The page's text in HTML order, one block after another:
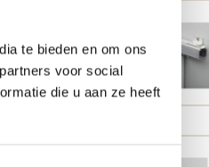
te bieden en om ons
voor social
die u aan ze heeft